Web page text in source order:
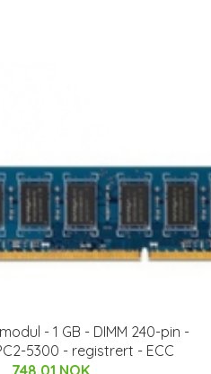
- 1 GB - DIMM 240-pin -
5300 - registrert - ECC
748.01 NOK